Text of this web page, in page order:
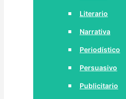
Literario
Narrativa
Periodístico
Persuasivo
Publicitario